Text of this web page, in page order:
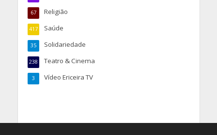
Religião
67
Saúde
417
Solidariedade
35
Teatro & Cinema
238
Vídeo Ericeira TV
3